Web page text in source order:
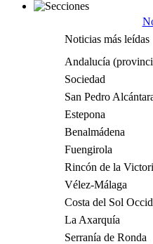
Noticias más leídas
Andalucía
Sociedad
San Pedro
Estepona
Benalmádena
Fuengirola
Rincón de la
Vélez-Málaga
Costa del Sol
La Axarquía
Serranía de Ronda